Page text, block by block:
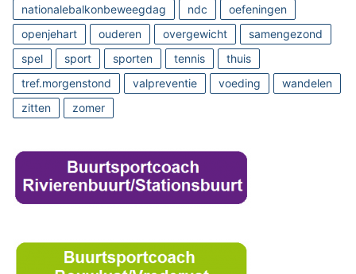
nationalebalkonbeweegdag
ndc
oefeningen
openjehart
ouderen overgewicht
samengezond
spel
sport sporten tennis
thuis
tref.morgenstond
valpreventie voeding
wandelen
zitten
zomer